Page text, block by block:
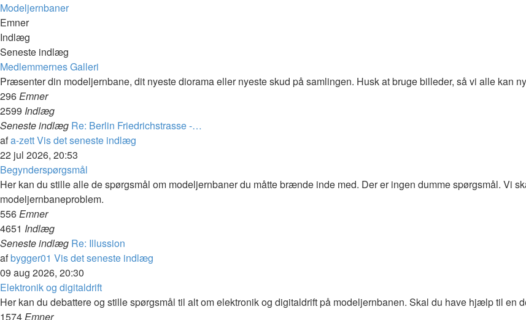
Modeljernbaner
Emner
Indlæg
Seneste indlæg
Medlemmernes Galleri
Præsenter din modeljernbane, dit nyeste diorama eller nyeste skud på samlingen. Husk at bruge billeder, så vi alle kan
296Emner
2599 Indlæg
Seneste indlæg Re: Berlin Friedrichstrasse -…
afa-zettVis det seneste indlæg
22 jul 2026, 20:53
Begynderspørgsmål
Her kan du stille alle de spørgsmål om modeljernbaner du måtte brænde inde med. Der er ingen dumme spørgsmål. Vi
modeljernbaneproblem.
556Emner
4651 Indlæg
Seneste indlæg Re: Illussion
afbygger01 Vis det seneste indlæg
09 aug 2026, 20:30
Elektronik og digitaldrift
Her kan du debattere og stille spørgsmål til alt om elektronik og digitaldrift på modeljernbanen. Skal du have hjælp til en
1574Emner